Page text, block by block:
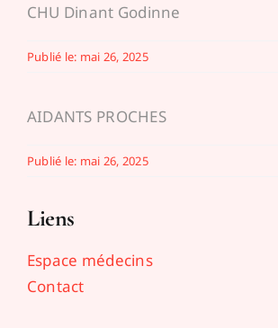
CHU Dinant Godinne
Publié le: mai 26, 2025
AIDANTS PROCHES
Publié le: mai 26, 2025
Liens
Espace médecins
Contact